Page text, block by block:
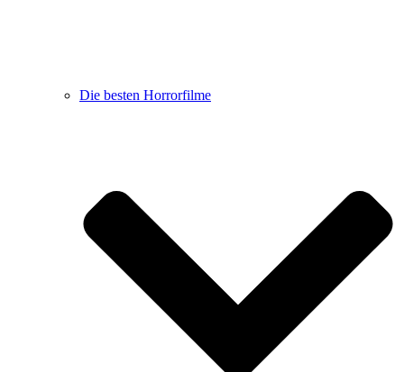
Die besten Horrorfilme